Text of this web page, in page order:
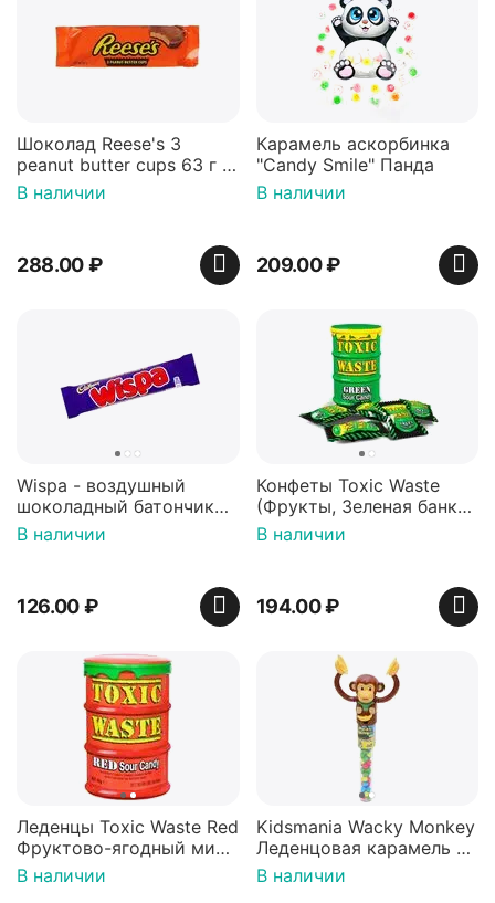
Шоколад Reese's 3
peanut butter cups 63 г с
арахисовой пастой
В наличии
288.00₽
Карамель аскорбинка
"Candy Smile" Панда
В наличии
209.00₽
Wispa - воздушный
шоколадный батончик
36 гр
В наличии
126.00₽
Конфеты Toxic Waste
(Фрукты, Зеленая банка,
42 гр).
В наличии
194.00₽
Леденцы Toxic Waste Red
Фруктово-ягодный микс
Красная банка 42 г,
Пакистан
В наличии
Kidsmania Wacky Monkey
Леденцовая карамель с
игрушкой Ваки Манки
12г, Китай
В наличии